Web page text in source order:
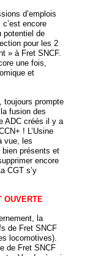
d’emplois
encore
potentiel de
pour les 2
» à Fret SNCF.
une fois,
et
toujours prompte
fusion des
ADC créés il y a
! L’Usine
vue, les
présents et
encore
CGT s’y
OUVERTE
la
de Fret SNCF
locomotives).
de Fret SNCF